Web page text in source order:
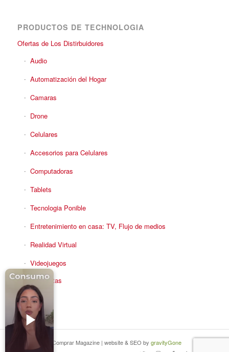
PRODUCTOS DE TECHNOLOGIA
Ofertas de Los Distirbuidores
Audio
Automatización del Hogar
Camaras
Drone
Celulares
Accesorios para Celulares
Computadoras
Tablets
Tecnologia Ponible
Entretenimiento en casa: TV, Flujo de medios
Realidad Virtual
Videojuegos
Reciba Ofertas
© Copyright - Comprar Magazine | website & SEO by gravityGone